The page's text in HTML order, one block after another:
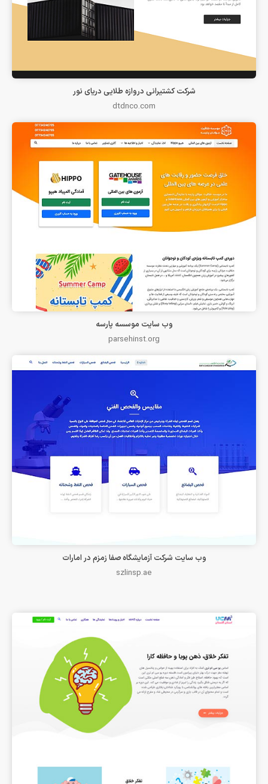
شرکت کشتیرانی دروازه طلایی دریای نور
dtdnco.com
وب سایت موسسه پارسه
parsehinst.org
وب سایت شرکت آزمایشگاه صفا زمزم در امارات
szlinsp.ae